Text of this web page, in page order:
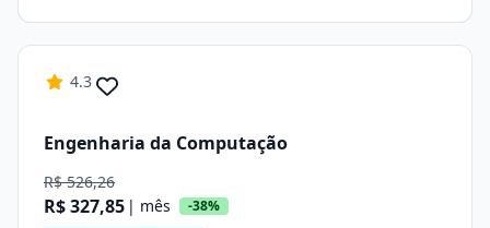
4.3
Engenharia da Computação
R$ 526,26
R$ 327,85 | mês -38%